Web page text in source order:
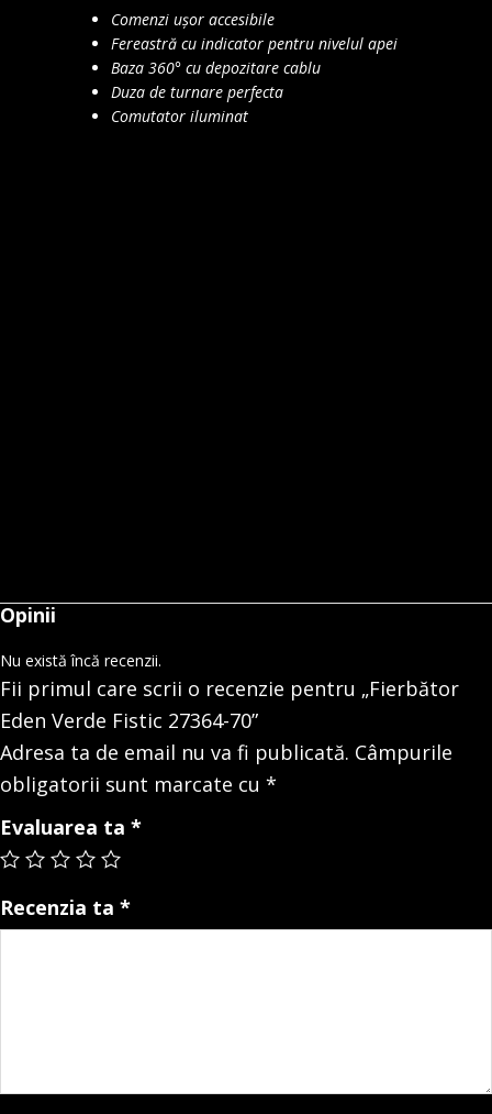
Comenzi ușor accesibile
Fereastră cu indicator pentru nivelul apei
Baza 360° cu depozitare cablu
Duza de turnare perfecta
Comutator iluminat
Opinii
Nu există încă recenzii.
Fii primul care scrii o recenzie pentru „Fierbător
Eden Verde Fistic 27364-70”
Adresa ta de email nu va fi publicată. Câmpurile
obligatorii sunt marcate cu *
Evaluarea ta *
Recenzia ta *